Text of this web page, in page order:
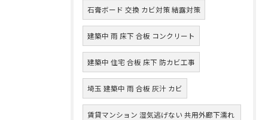
石膏ボード 交換 カビ対策 結露対策
建築中 雨 床下 合板 コンクリート
建築中 住宅 合板 床下 防カビ工事
埼玉 建築中 雨 合板 灰汁 カビ
賃貸マンション 湿気逃げない 共用外廊下濡れ